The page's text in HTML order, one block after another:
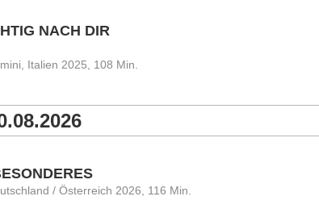
NACH DIR
Italien 2025, 108 Min.
/ Österreich 2026, 116 Min.